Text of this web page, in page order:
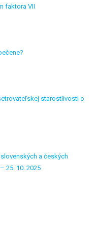
faktora VII
starostlivosti o
a českých
25. 10. 2025